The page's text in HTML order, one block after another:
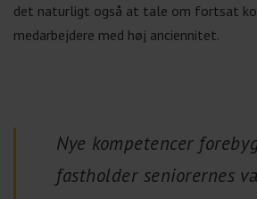
det naturligt også at tale om fortsat
medarbejdere med høj anciennitet.
Nye kompetencer
fastholder seniorernes